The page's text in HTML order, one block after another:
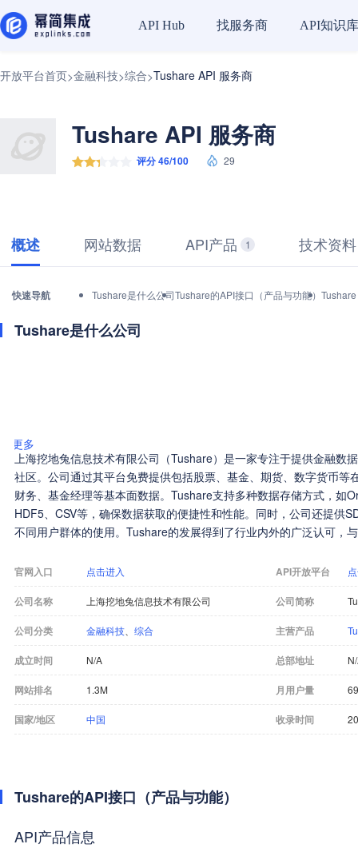
API Hub 找服务商 API知识库
开放平台首页>金融科技>综合>Tushare API 服务商
Tushare API 服务商
评分 46/100 29
概述 网站数据 API产品 1 技术资料
快速导航 Tushare是什么公司Tushare的API接口（产品与功能）
Tushare是什么公司
更多
上海挖地兔信息技术有限公司（Tushare）是一家专注于提供金融数
社区。公司通过其平台免费提供包括股票、基金、期货、数字货币等
财务、基金经理等基本面数据。Tushare支持多种数据存储方式，如
HDF5、CSV等，确保数据获取的便捷性和性能。同时，公司还提供
不同用户群体的使用。Tushare的发展得到了行业内外的广泛认可，
官网入口 点击进入 API开放平台
公司名称 上海挖地兔信息技术有限公司 公司简称
公司分类 金融科技 综合 主营产品
成立时间 N/A 总部地址
网站排名 1.3M 月用户量
国家/地区 中国 收录时间
Tushare的API接口（产品与功能）
API产品信息